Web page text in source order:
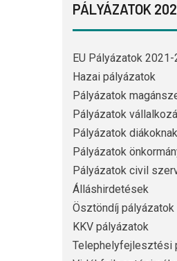
PÁLYÁZATOK
EU Pályázatok
Hazai pályázatok
Pályázatok
Pályázatok
Pályázatok diákoknak
Pályázatok
Pályázatok civil
Álláshirdetések
Ösztöndíj pályázatok
KKV pályázatok
Telephelyfejlesztési